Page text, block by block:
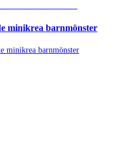
minikrea barnmönster